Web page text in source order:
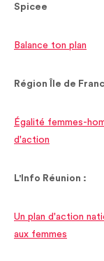
Spicee
Balance ton plan
Région Île de
Égalité femmes-
d'action
L'Info Réunion :
Un plan d'action
aux femmes